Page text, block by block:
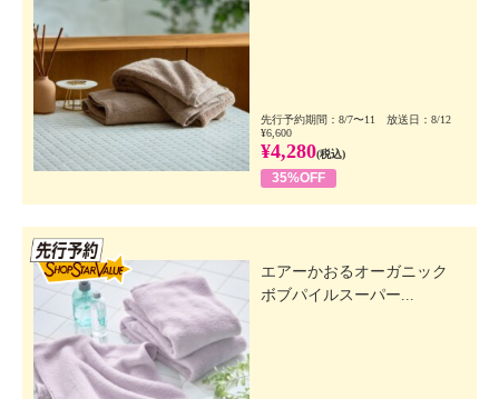
先行予約期間：8/7〜11 放送日：8/12
¥6,600
¥4,280(税込)
35%OFF
エアーかおるオーガニック
ボブパイルスーパー...